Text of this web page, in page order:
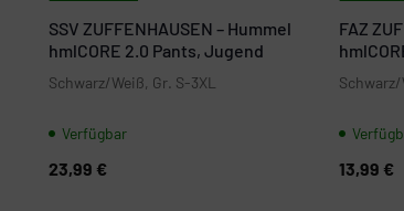
SSV ZUFFENHAUSEN – Hummel
hmlCORE 2.0 Pants, Jugend
Schwarz/Weiß, Gr. S-3XL
Verfügbar
23,99 €
FAZ
13,99 €